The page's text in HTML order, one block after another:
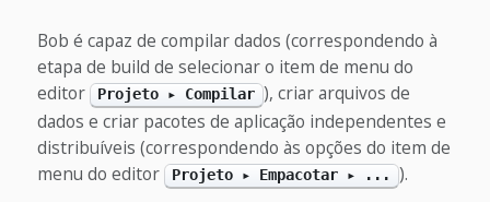
Bob é capaz de compilar dados (correspondendo à
etapa de build de selecionar o item de menu do
editor
Projeto ▸ Compilar ), criar arquivos de
dados e criar pacotes de aplicação independentes e
distribuíveis (correspondendo às opções do item de
menu do editor
Projeto ▸ Empacotar ▸ ... ).